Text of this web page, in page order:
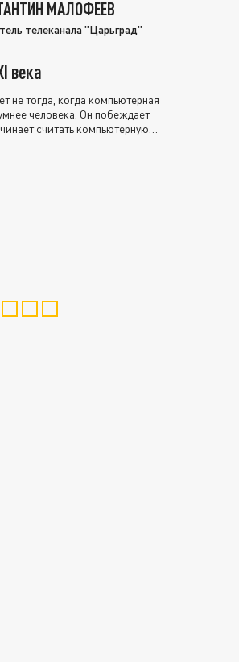
МАЛОФЕЕВ
телеканала "Царьград"
века
не тогда, когда компьютерная
человека. Он побеждает
считать компьютерную